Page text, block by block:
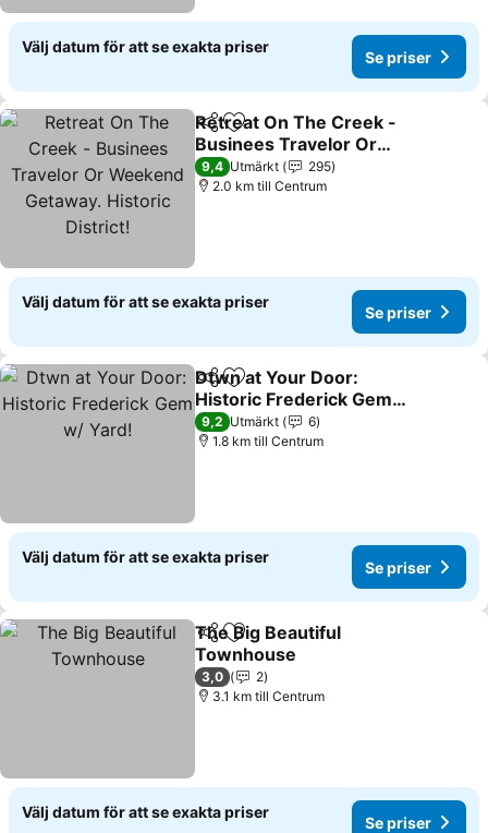
Välj datum för att se exakta priser
Se priser
Dela Lägg till i Mina Favoriter
Retreat On The Creek -
Businees Travelor Or
Weekend Getaway.
Historic District!
Se priser
9,4 Utmärkt
295
2.0 km till Centrum
Välj datum för att se exakta priser
Se priser
Dela Lägg till i Mina Favoriter
Dtwn at Your Door:
Historic Frederick Gem
w/ Yard!
Se priser
9,2 Utmärkt
6
1.8 km till Centrum
Välj datum för att se exakta priser
Se priser
Dela Lägg till i Mina Favoriter
The Big Beautiful
Townhouse
Se priser
3,0
2
3.1 km till Centrum
Välj datum för att se exakta priser
Se priser